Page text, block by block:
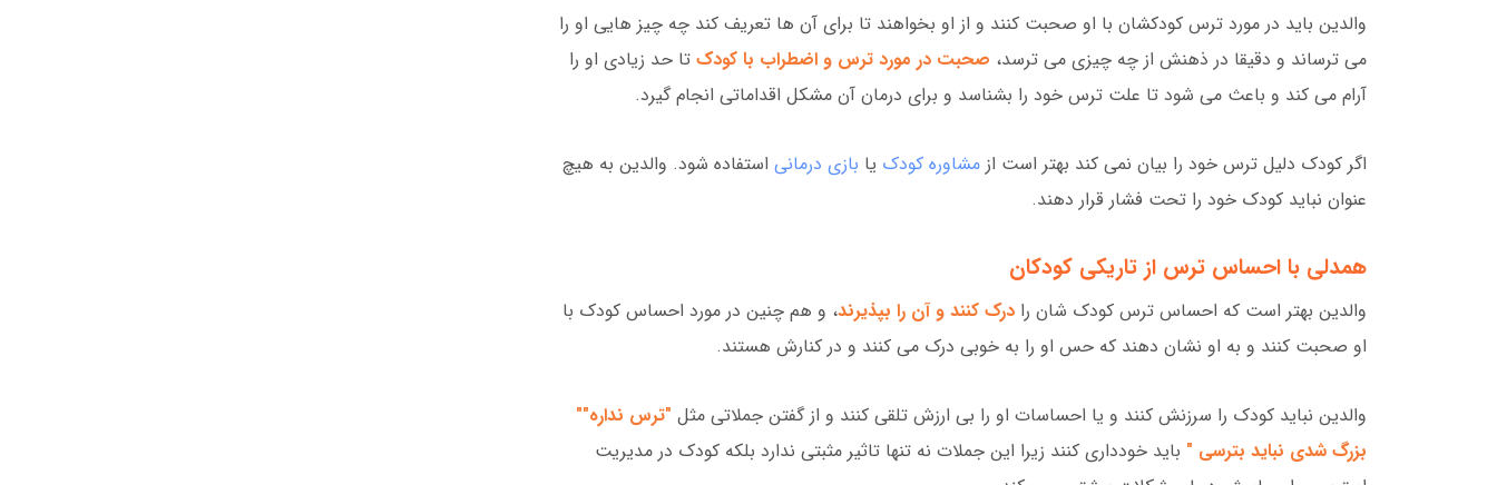
والدین باید در مورد ترس کودکشان با او صحبت کنند و از او بخواهند تا برای آن ها تعریف کند چه چیز هایی او را
می ترساند و دقیقا در ذهنش از چه چیزی می ترسد، صحبت در مورد ترس و اضطراب با کودک تا حد زیادی او را
آرام می کند و باعث می شود تا علت ترس خود را بشناسد و برای درمان آن مشکل اقداماتی انجام گیرد.
اگر کودک دلیل ترس خود را بیان نمی کند بهتر است از مشاوره کودک یا بازی درمانی استفاده شود. والدین به هیچ
عنوان نباید کودک خود را تحت فشار قرار دهند.
همدلی با احساس ترس از تاریکی کودکان
والدین بهتر است که احساس ترس کودک شان را درک کنند و آن را بپذیرند، و هم چنین در مورد احساس کودک با
او صحبت کنند و به او نشان دهند که حس او را به خوبی درک می کنند و در کنارش هستند.
والدین نباید کودک را سرزنش کنند و یا احساسات او را بی ارزش تلقی کنند و از گفتن جملاتی مثل "ترس نداره""
بزرگ شدی نباید بترسی " باید خودداری کنند زیرا این جملات نه تنها تاثیر مثبتی ندارد بلکه کودک در مدیریت